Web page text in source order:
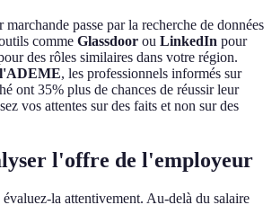
passe par la recherche de données
comme Glassdoor ou LinkedIn pour
des rôles similaires dans votre région.
l'ADEME, les professionnels informés sur
ont 35% plus de chances de réussir leur
vos attentes sur des faits et non sur des
l'offre de l'employeur
la attentivement. Au-delà du salaire